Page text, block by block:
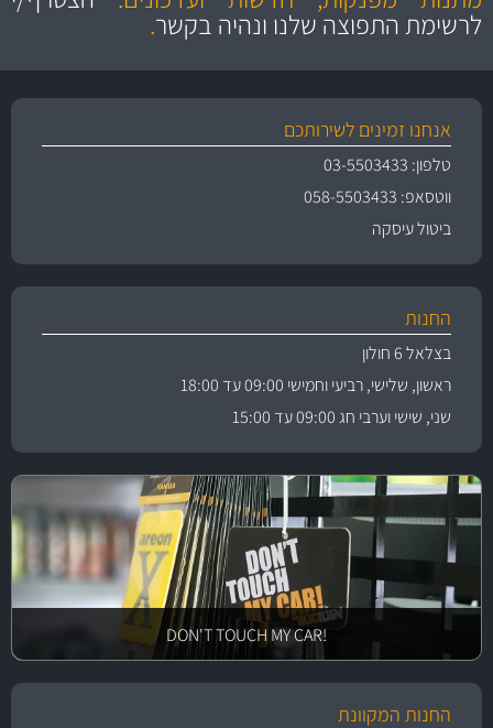
לרשימת התפוצה שלנו ונהיה בקשר.
אנחנו זמינים לשירותכם
טלפון: 03-5503433
ווטסאפ: 058-5503433
ביטול עיסקה
החנות
בצלאל 6 חולון
ראשון, שלישי, רביעי וחמישי 09:00 עד 18:00
שני, שישי וערבי חג 09:00 עד 15:00
!DON'T TOUCH MY CAR
החנות המקוונת